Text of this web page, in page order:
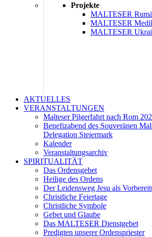
Projekte
MALTESER
MALTESER
MALTESER
AKTUELLES
VERANSTALTUNGEN
Malteser Pilgerfahrt nach Rom
Benefizabend des Souveränen
Delegation Steiermark
Kalender
Veranstaltungsarchiv
SPIRITUALITÄT
Das Ordensgebet
Heilige des Ordens
Der Leidensweg Jesu als
Christliche Feiertage
Christliche Symbole
Gebet und Glaube
Das MALTESER Dienstgebet
Predigten unserer Ordenspriester